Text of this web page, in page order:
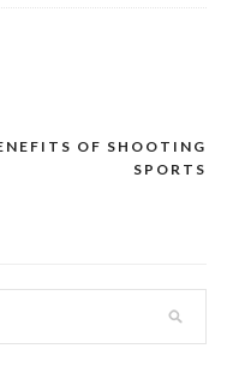
OF SHOOTING
SPORTS